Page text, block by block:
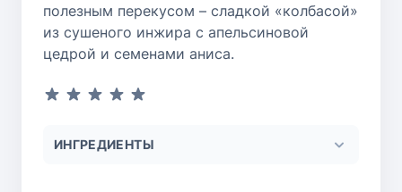
полезным перекусом – сладкой «колбасой»
из сушеного инжира с апельсиновой
цедрой и семенами аниса.
ИНГРЕДИЕНТЫ